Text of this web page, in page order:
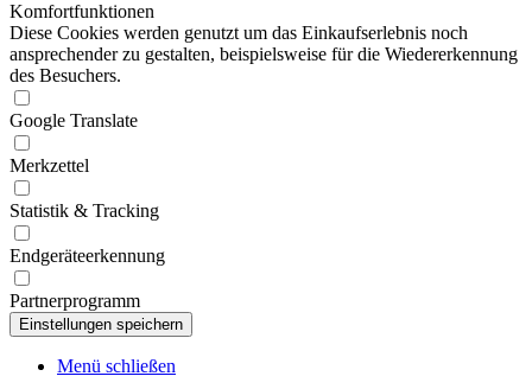
Komfortfunktionen
Diese Cookies werden genutzt um das Einkaufserlebnis noch
ansprechender zu gestalten, beispielsweise für die Wiedererkennung
des Besuchers.
Google Translate
Merkzettel
Statistik & Tracking
Endgeräteerkennung
Partnerprogramm
Menü schließen